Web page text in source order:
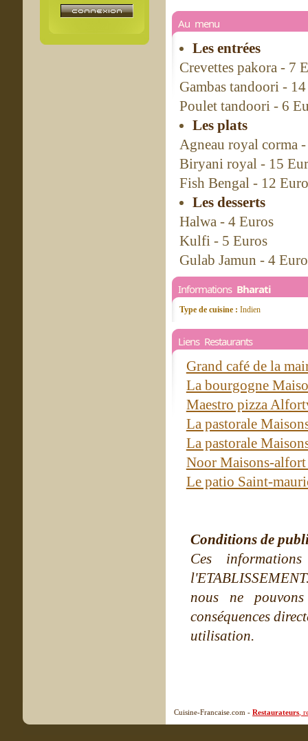
Au menu
Les entrées
Crevettes pakora - 7
Gambas tandoori -
Poulet tandoori - 6
Les plats
Agneau royal corma
Biryani royal - 15
Fish Bengal - 12
Les desserts
Halwa - 4 Euros
Kulfi - 5 Euros
Gulab Jamun - 4
Informations Bharati
Type de cuisine : Indien
Liens Restaurants
Grand café de la
La bourgogne
Maestro pizza
La pastorale
La pastorale
Noor Maisons-
Le patio Saint-
Conditions de
Ces
nous ne
conséquences
utilisation.
Cuisine-Francaise.com - Restaurateurs ,